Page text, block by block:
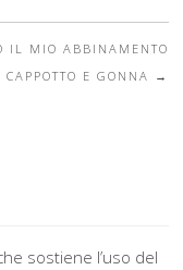
IL MIO ABBINAMENTO
CAPPOTTO E GONNA →
sostiene l’uso del